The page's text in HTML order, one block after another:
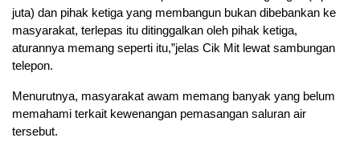
juta) dan pihak ketiga yang membangun bukan dibebankan ke
masyarakat, terlepas itu ditinggalkan oleh pihak ketiga,
aturannya memang seperti itu,”jelas Cik Mit lewat sambungan
telepon.
Menurutnya, masyarakat awam memang banyak yang belum
memahami terkait kewenangan pemasangan saluran air
tersebut.